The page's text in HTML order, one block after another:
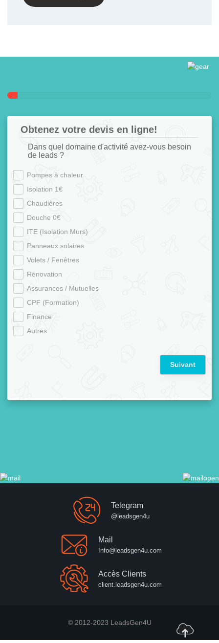
Obtenez votre devis en ligne!
Dans quel domaine d'activité avez-vous besoin
de leads ?
Pompes à chaleur
Isolation 1€
Chaudières
Douche 0€
ITE (Isolation Murs)
Panneaux solaires
Volets / Fenêtres
Rénovation
Assurances / Mutuelles
CPF (Formation)
Finance
Autres
Suivant
Telegram
@leadsgen4u
Mail
Info@leadsgen4u.com
Accès Clients
client.leadsgen4u.com
© 2012-2023 LeadsGen4U